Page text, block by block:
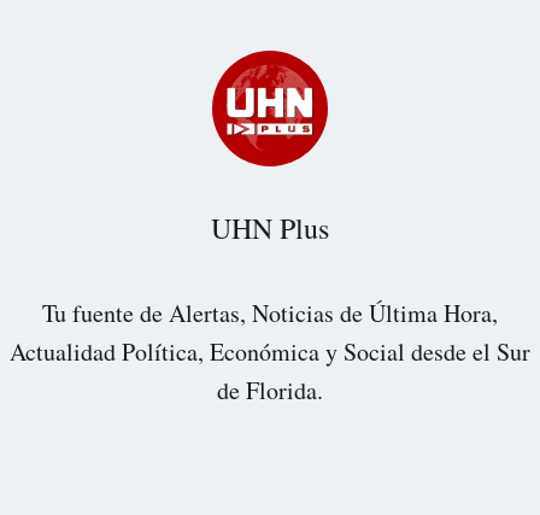
UHN Plus
Tu fuente de Alertas, Noticias de Última Hora,
Actualidad Política, Económica y Social desde el Sur
de Florida.